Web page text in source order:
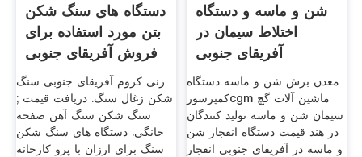
دستگاه های سنگ شکن
بتن مورد استفاده برای
فروش آفریقای جنوبی
زنی کروم آفریقای جنوبی سنگ
شکن زغال سنگ. دریافت قیمت ;
سنگ شکن سنگ آهن صفحه
خانگی. دستگاه های سنگ شکن
سنگ برای ارزان با پرو کارخانه
شن و ماسه و دستگاه
اختلاط سیمان در
آفریقای جنوبی
معدن برش شن و ماسه دستگاه
کمپرسورcgm ماشین آلات گچ
سیمان شن و ماسه تولید کنندگان
در هند قیمت دستگاه انفجار شن
و ماسه در آفریقای جنوبی انفجار